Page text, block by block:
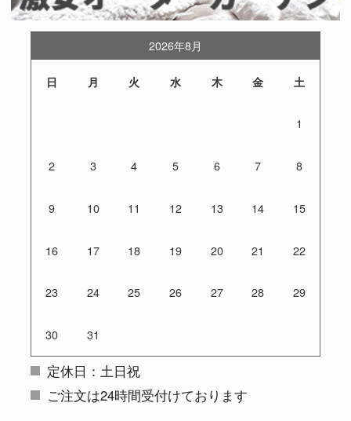
2026年8月
日 月 火 水 木 金 土
1
2 3 4 5 6 7 8
9 10 11 12 13 14 15
16 17 18 19 20 21 22
23 24 25 26 27 28 29
30 31
定休日：土日祝
ご注文は24時間受付けております